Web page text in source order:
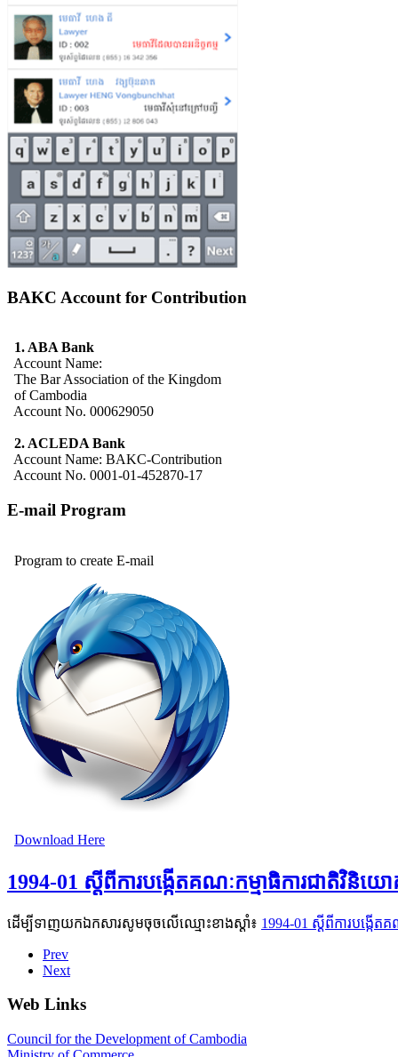
BAKC Account for Contribution
1. ABA Bank
Account Name:
The Bar Association of the Kingdom
of Cambodia
Account No. 000629050
2. ACLEDA Bank
Account Name: BAKC-Contribution
Account No. 0001-01-452870-17
E-mail Program
Program to create E-mail
Download Here
1994-01 ស្ដីពីការបង្កើតគណៈកម្មាធិការជាតិវិនិ
ដើម្បីទាញយកឯកសារសូមចុចលើឈ្មោះខាងស្តាំ៖ 1994-01 ស្ដីពីការបង្កើ
Prev
Next
Web Links
Council for the Development of Cambodia